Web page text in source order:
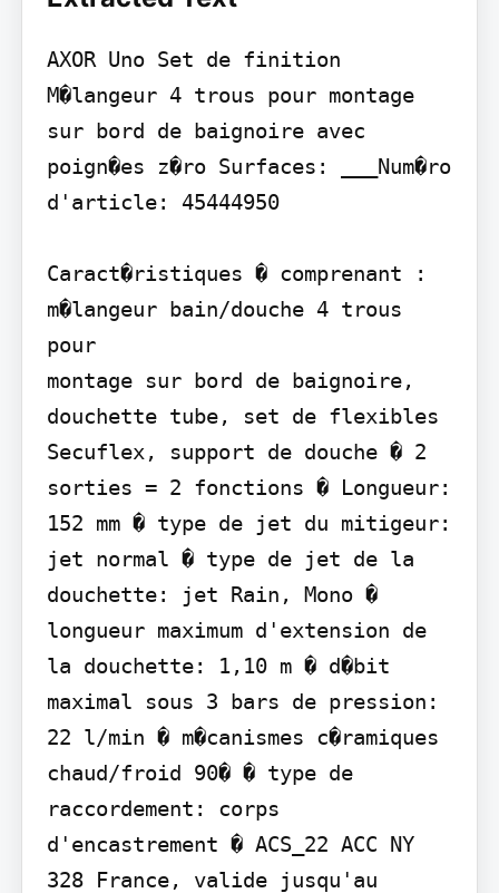
AXOR Uno Set de finition
M�langeur 4 trous pour montage
sur bord de baignoire avec
poign�es z�ro Surfaces: ___Num�ro
d'article: 45444950
Caract�ristiques � comprenant :
m�langeur bain/douche 4 trous
pour
montage sur bord de baignoire,
douchette tube, set de flexibles
Secuflex, support de douche � 2
sorties = 2 fonctions � Longueur:
152 mm � type de jet du mitigeur:
jet normal � type de jet de la
douchette: jet Rain, Mono �
longueur maximum d'extension de
la douchette: 1,10 m � d�bit
maximal sous 3 bars de pression:
22 l/min � m�canismes c�ramiques
chaud/froid 90� � type de
raccordement: corps
d'encastrement � ACS_22 ACC NY
328 France, valide jusqu'au